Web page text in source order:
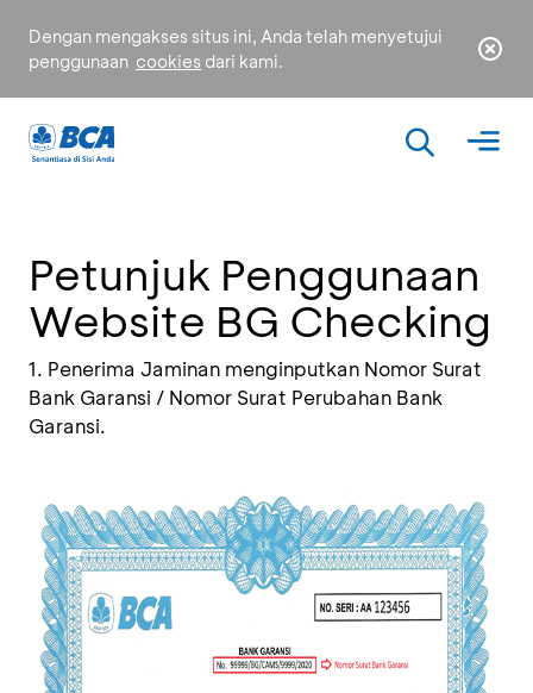
Dengan mengakses situs ini, Anda telah menyetujui
penggunaan cookies dari kami.
Petunjuk Penggunaan
Website BG Checking
1. Penerima Jaminan menginputkan Nomor Surat
Bank Garansi / Nomor Surat Perubahan Bank
Garansi.